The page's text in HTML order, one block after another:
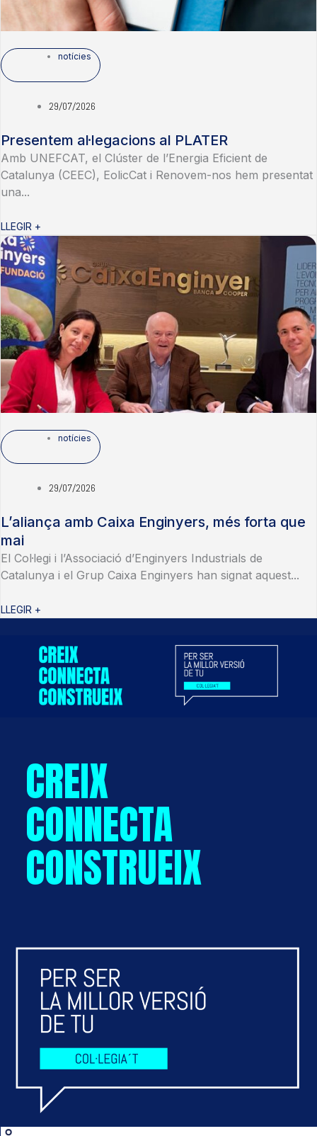
notícies
29/07/2026
Presentem al·legacions al PLATER
Amb UNEFCAT, el Clúster de l’Energia Eficient de
Catalunya (CEEC), EolicCat i Renovem-nos hem presentat
una...
LLEGIR +
notícies
29/07/2026
L’aliança amb Caixa Enginyers, més forta que
mai
El Col·legi i l’Associació d’Enginyers Industrials de
Catalunya i el Grup Caixa Enginyers han signat aquest...
LLEGIR +
CREIX
CONNECTA
CONSTRUEIX